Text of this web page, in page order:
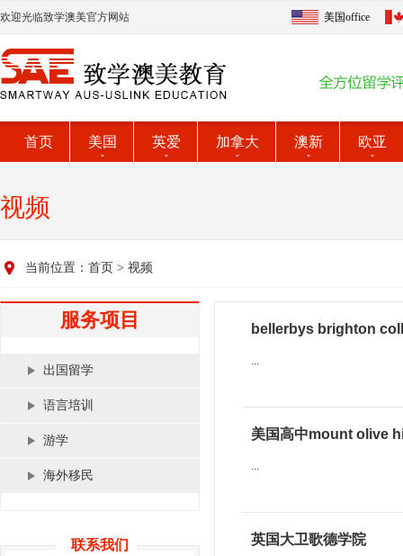
欢迎光临致学澳美官方网站 美国office
首页 美国 英爱 加拿大 澳新 欧亚
视频
当前位置： 首页 > 视频
服务项目
出国留学
语言培训
游学
海外移民
联系我们
bellerbys brighton
...
美国高中mount olive
...
英国大卫歌德学院